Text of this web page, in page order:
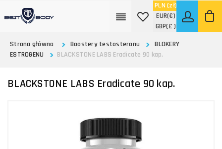
PLN (zł)
EUR(€)
GBP(£ )
Strona główna
Boostery testosteronu
BLOKERY
ESTROGENU
BLACKSTONE LABS Eradicate 90 kap.
BLACKSTONE LABS Eradicate 90 kap.